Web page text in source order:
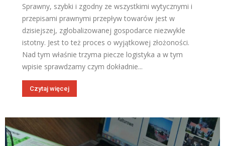
Sprawny, szybki i zgodny ze wszystkimi wytycznymi i
przepisami prawnymi przepływ towarów jest w
dzisiejszej, zglobalizowanej gospodarce niezwykle
istotny. Jest to też proces o wyjątkowej złożoności.
Nad tym właśnie trzyma piecze logistyka a w tym
wpisie sprawdzamy czym dokładnie...
Czytaj więcej